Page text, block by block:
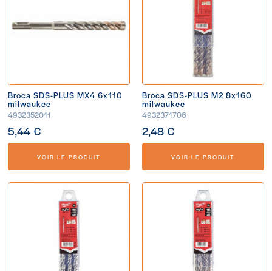
Broca SDS-PLUS MX4 6x110
milwaukee
4932352011
5,44 €
VOIR LE PRODUIT
Broca SDS-PLUS M2 8x160
milwaukee
4932371706
2,48 €
VOIR LE PRODUIT